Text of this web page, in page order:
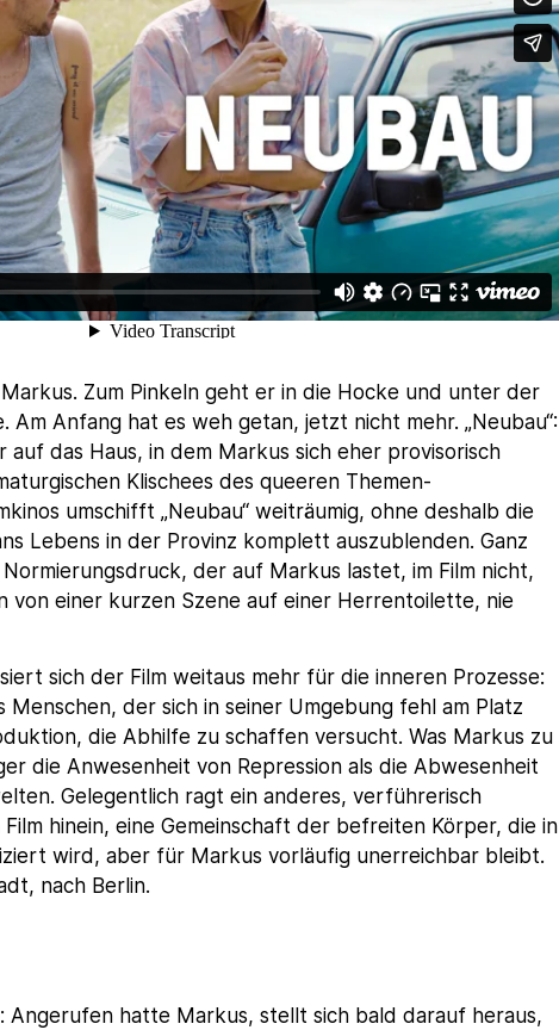
Zum Pinkeln geht er in die Hocke und unter der
Am Anfang hat es weh getan, jetzt nicht mehr. „Neubau“:
auf das Haus, in dem Markus sich eher provisorisch
Klischees des queeren Themen-
umschifft „Neubau“ weiträumig, ohne deshalb die
Lebens in der Provinz komplett auszublenden. Ganz
der auf Markus lastet, im Film nicht,
von einer kurzen Szene auf einer Herrentoilette, nie
sich der Film weitaus mehr für die inneren Prozesse:
Menschen, der sich in seiner Umgebung fehl am Platz
die Abhilfe zu schaffen versucht. Was Markus zu
die Anwesenheit von Repression als die Abwesenheit
Gelegentlich ragt ein anderes, verführerisch
hinein, eine Gemeinschaft der befreiten Körper, die in
wird, aber für Markus vorläufig unerreichbar bleibt.
nach Berlin.
Angerufen hatte Markus, stellt sich bald darauf heraus,